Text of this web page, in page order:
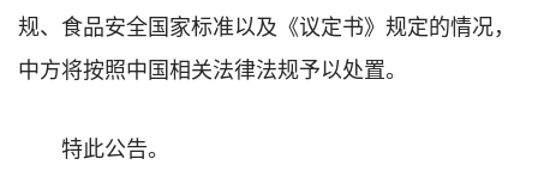
规、食品安全国家标准以及《议定书》规定的情况，
中方将按照中国相关法律法规予以处置。
特此公告。